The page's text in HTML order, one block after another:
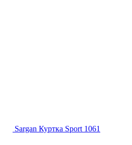
Sargan Куртка Sport 1061